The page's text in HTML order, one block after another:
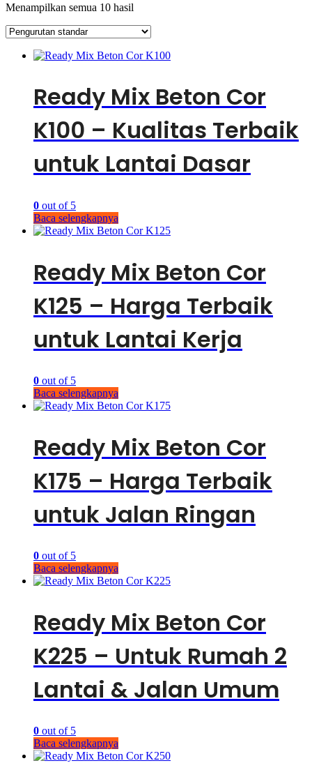
Menampilkan semua 10 hasil
Ready Mix Beton Cor
K100 – Kualitas Terbaik
untuk Lantai Dasar
0 out of 5
Baca selengkapnya
Ready Mix Beton Cor
K125 – Harga Terbaik
untuk Lantai Kerja
0 out of 5
Baca selengkapnya
Ready Mix Beton Cor
K175 – Harga Terbaik
untuk Jalan Ringan
0 out of 5
Baca selengkapnya
Ready Mix Beton Cor
K225 – Untuk Rumah 2
Lantai & Jalan Umum
0 out of 5
Baca selengkapnya